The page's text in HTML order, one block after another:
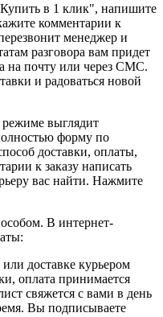
в 1 клик", напишите
комментарии к
менеджер и
разговора вам придет
на почту или через СМС.
и радоваться новой
режиме выглядит
форму по
доставки, оплаты,
к заказу написать
вас найти. Нажмите
В интернет-
доставке курьером
оплата принимается
свяжется с вами в день
Вы подписываете